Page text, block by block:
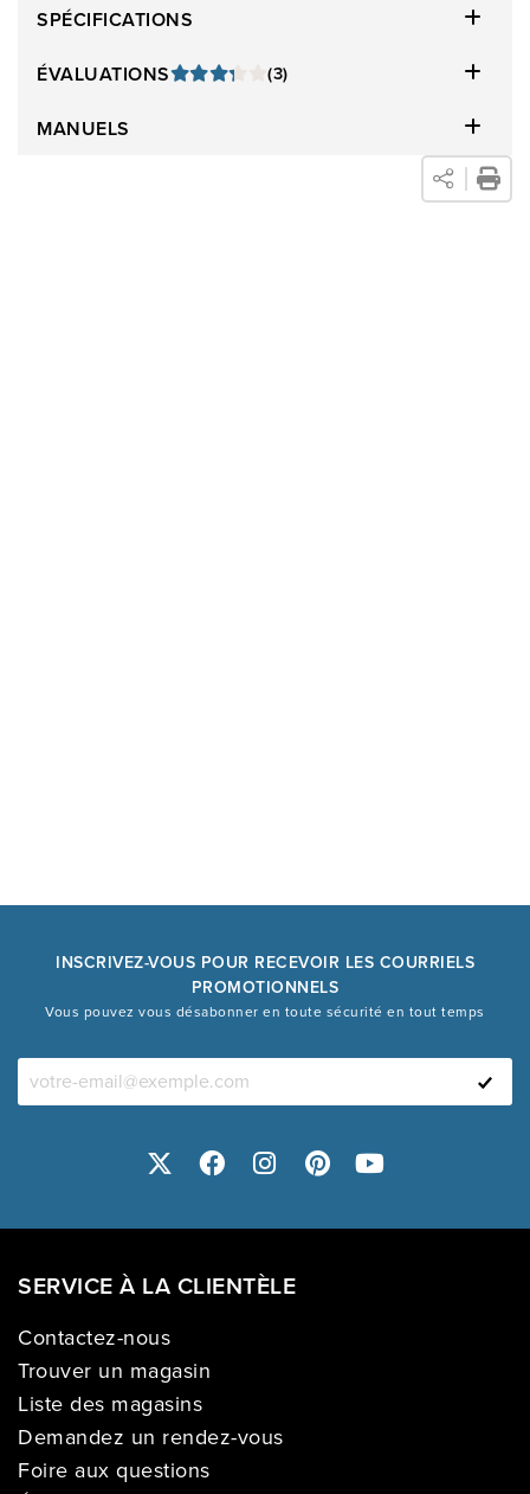
SPÉCIFICATIONS
ÉVALUATIONS
(3)
MANUELS
INSCRIVEZ-VOUS POUR RECEVOIR LES COURRIELS
PROMOTIONNELS
Vous pouvez vous désabonner en toute sécurité en tout temps
SERVICE À LA CLIENTÈLE
Contactez-nous
Trouver un magasin
Liste des magasins
Demandez un rendez-vous
Foire aux questions